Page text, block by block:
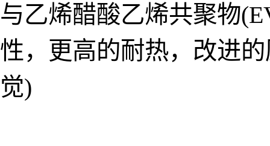
与乙烯醋酸乙烯共聚物
性，更高的耐热，改进
觉)